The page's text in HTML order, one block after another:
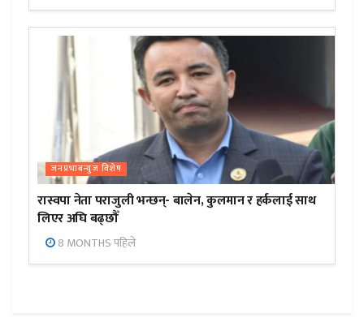
जनप्रभाबन्युज विशेष
रास्वपा नेता पराजुली भन्छन्- बालेन, कुलमान र हर्कलाई साथ
लिएर अघि बढ्छौँ
8 MONTHS पहिले